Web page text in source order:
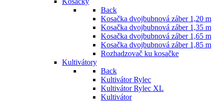
Back
Kosačka dvojbubnová záber 1,20 m
Kosačka dvojbubnová záber 1,35 m
Kosačka dvojbubnová záber 1,65 m
Kosačka dvojbubnová záber 1,85 m
Rozhadzovač ku kosačke
Kultivátory
Back
Kultivátor Rylec
Kultivátor Rylec XL
Kultivátor